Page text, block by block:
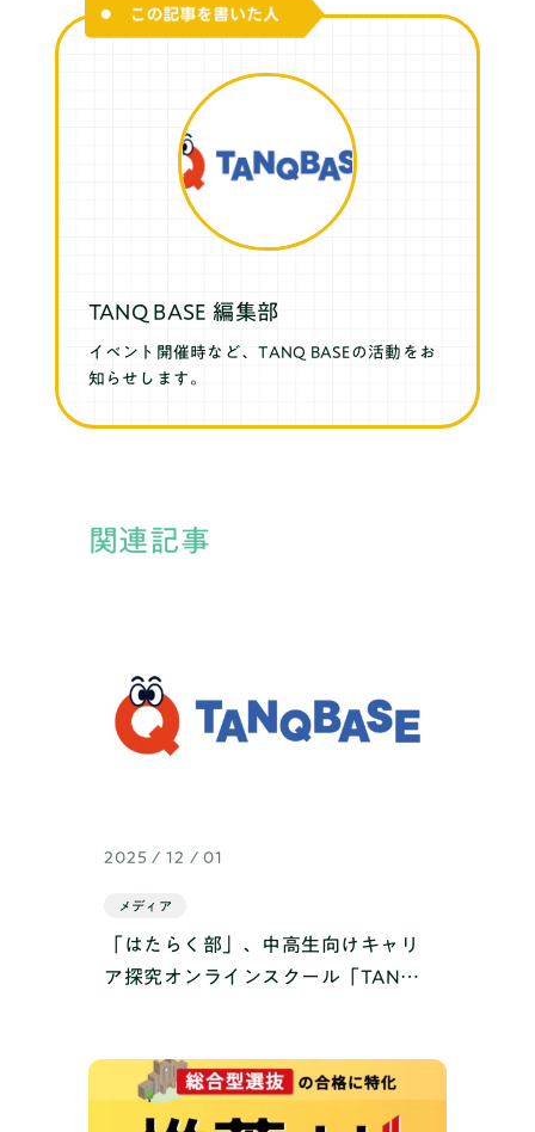
TANQ BASE 編集部
イベント開催時など、TANQ BASEの活動をお
知らせします。
関連記事
2025 / 12 / 01
メディア
「はたらく部」、中高生向けキャリ
ア探究オンラインスクール「TANQ